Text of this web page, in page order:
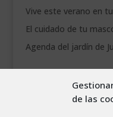
de las
Vive este verano en
El cuidado de tu
Agenda del jardín de
X